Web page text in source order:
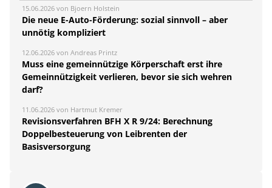
15.06.2026 von Bjoern Holstein
Die neue E-Auto-Förderung: sozial sinnvoll – aber
unnötig kompliziert
12.06.2026 von Andreas Printz
Muss eine gemeinnützige Körperschaft erst ihre
Gemeinnützigkeit verlieren, bevor sie sich wehren
darf?
11.06.2026 von Hartmut Kremer
Revisionsverfahren BFH X R 9/24: Berechnung
Doppelbesteuerung von Leibrenten der
Basisversorgung